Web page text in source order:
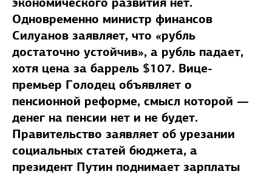
Одновременно министр финансов
Силуанов заявляет, что «рубль
достаточно устойчив», а рубль падает,
хотя цена за баррель $107. Вице-
премьер Голодец объявляет о
пенсионной реформе, смысл которой —
денег на пенсии нет и не будет.
Правительство заявляет об урезании
социальных статей бюджета, а
президент Путин поднимает зарплаты